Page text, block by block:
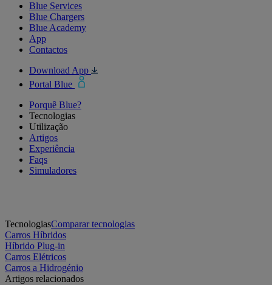
Blue Services
Blue Chargers
Blue Academy
App
Contactos
Download App
Portal Blue
Porquê Blue?
Tecnologias
Utilização
Artigos
Experiência
Faqs
Simuladores
TecnologiasComparar tecnologias
Carros Híbridos
Híbrido Plug-in
Carros Elétricos
Carros a Hidrogénio
Artigos relacionados